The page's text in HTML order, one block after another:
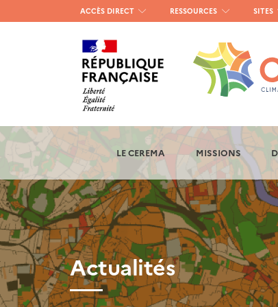
Menu
haut
gauche
ACCÈS DIRECT RESSOURCES SITES
LE CEREMA MISSIONS
Actualités